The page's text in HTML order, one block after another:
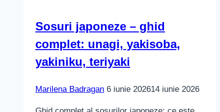
Sosuri japoneze – ghid
complet: unagi, yakisoba,
yakiniku, teriyaki
Marilena Badragan 6 iunie 202614 iunie 2026